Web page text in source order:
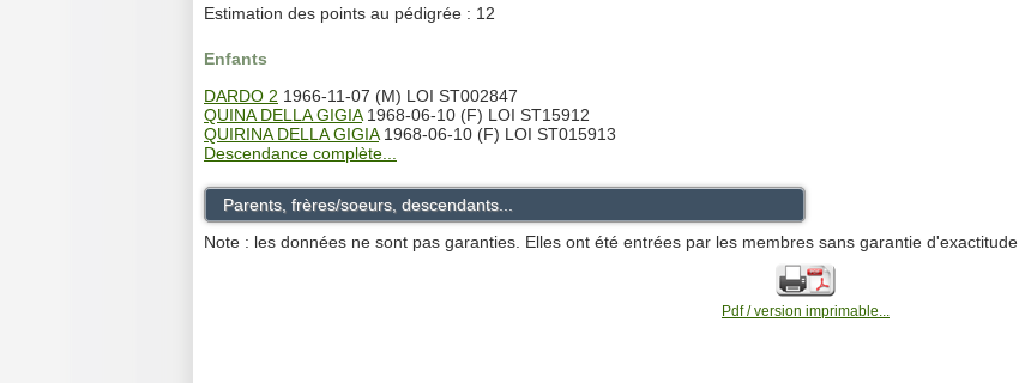
Estimation des points au pédigrée : 12
Enfants
DARDO 2 1966-11-07 (M) LOI ST002847
QUINA DELLA GIGIA1968-06-10 (F) LOI ST15912
QUIRINA DELLA GIGIA1968-06-10 (F) LOI ST015913
Descendance complète...
Parents, frères/soeurs, descendants...
Note : les données ne sont pas garanties. Elles ont été entrées par les membres sans garantie d'exactitude.
Pdf / version imprimable...